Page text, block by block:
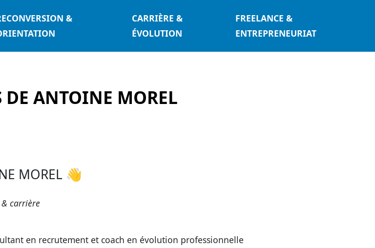
&
CARRIÈRE &
ÉVOLUTION
FREELANCE &
ENTREPRENEURIAT
DE ANTOINE MOREL
MOREL 👋
carrière
en recrutement et coach en évolution professionnelle